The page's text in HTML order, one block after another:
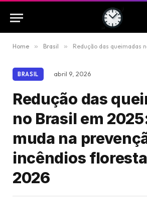
Home » Brasil » Redução das queimadas no Brasil em 2025: o que
BRASIL abril 9, 2026
Redução das
no Brasil em
muda na
incêndios
2026